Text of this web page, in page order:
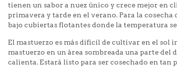
tienen un sabor a nuez único y crece mejor en
primavera y tarde en el verano. Para la
bajo cubiertas flotantes donde la temperatura
El mastuerzo es más difícil de cultivar en el sol
mastuerzo en un área sombreada una parte
calienta. Estará listo para ser cosechado en tan